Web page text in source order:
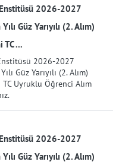
2026-2027
Güz Yarıyılı (2. Alım)
...
2026-2027
Güz Yarıyılı (2. Alım)
Uyruklu Öğrenci Alım
2026-2027
Güz Yarıyılı (2. Alım)